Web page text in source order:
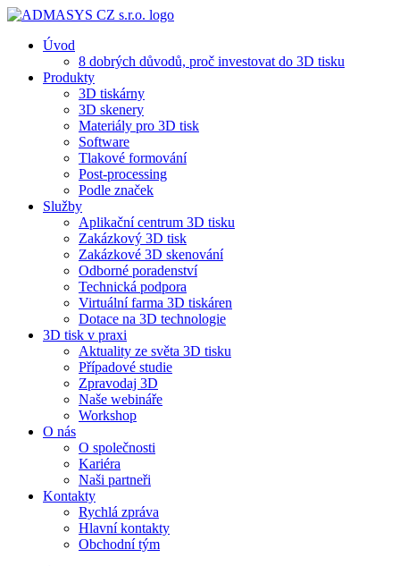
Úvod
8 dobrých důvodů, proč investovat do 3D tisku​
Produkty
3D tiskárny
3D skenery
Materiály pro 3D tisk
Software
Tlakové formování
Post-processing
Podle značek
Služby
Aplikační centrum 3D tisku
Zakázkový 3D tisk
Zakázkové 3D skenování
Odborné poradenství
Technická podpora
Virtuální farma 3D tiskáren
Dotace na 3D technologie
3D tisk v praxi
Aktuality ze světa 3D tisku
Případové studie
Zpravodaj 3D
Naše webináře
Workshop
O nás
O společnosti
Kariéra
Naši partneři
Kontakty
Rychlá zpráva
Hlavní kontakty
Obchodní tým